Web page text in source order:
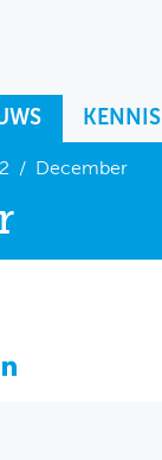
KENNIS
/ December